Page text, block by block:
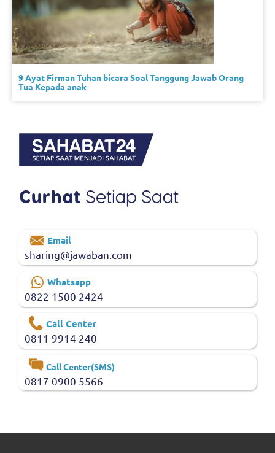
9 Ayat Firman Tuhan bicara Soal Tanggung Jawab Orang
Tua Kepada anak
Email
sharing@jawaban.com
Whatsapp
0822 1500 2424
Call Center
0811 9914 240
Call Center(SMS)
0817 0900 5566